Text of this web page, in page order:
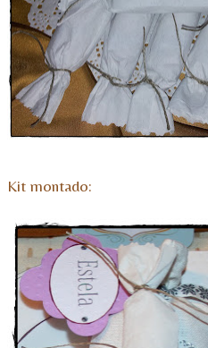
Kit montado: